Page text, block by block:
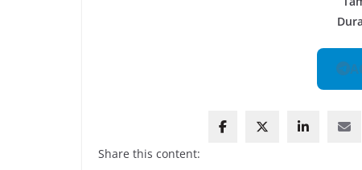
Share this content: